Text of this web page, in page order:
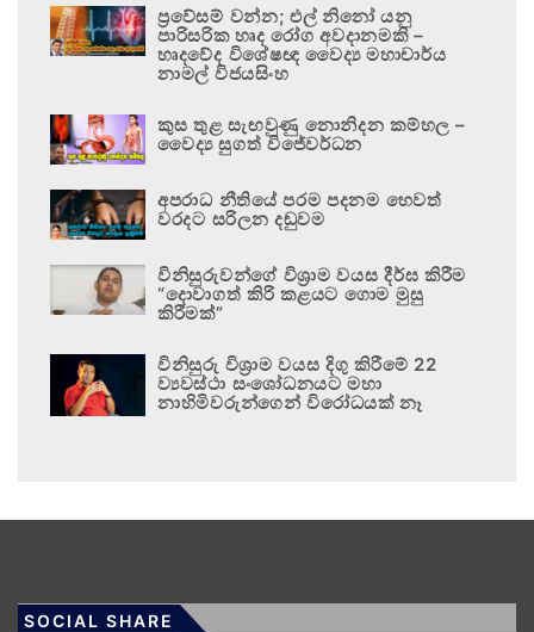
ප්‍රවේසම් වන්න; එල් නිනෝ යනු
පාරිසරික හෘද රෝග අවදානමකි –
හෘදවේද විශේෂඥ වෛද්‍ය මහාචාර්ය
නාමල් විජයසිංහ
කුස තුළ සැඟවුණු නොනිදන කම්හල –
වෛද්‍ය සුගත් විජේවර්ධන
අපරාධ නීතියේ පරම පදනම හෙවත්
වරදට සරිලන දඬුවම
විනිසුරුවන්ගේ විශ්‍රාම වයස දීර්ඝ කිරීම
“දොවාගත් කිරි කළයට ගොම මුසු
කිරීමක්”
විනිසුරු විශ්‍රාම වයස දිගු කිරීමේ 22
ව්‍යවස්ථා සංශෝධනයට මහා
නාහිමිවරුන්ගෙන් විරෝධයක් නෑ
SOCIAL SHARE